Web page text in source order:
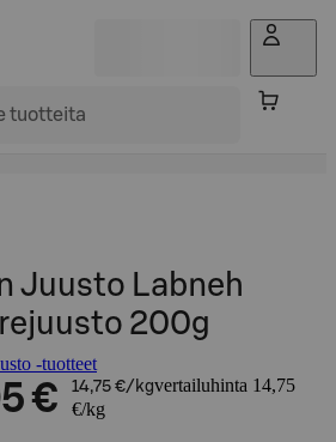
Juusto Labneh
200g
-tuotteet
€ 14,75 €/kgvertailuhinta 14,75
€/kg